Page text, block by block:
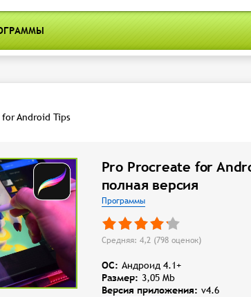
Android Tips
Pro Procreate for
полная версия
Программы
Средняя: 4,2 (798оценок)
OC: Андроид 4.1+
Размер: 3,05 Mb
Версия приложения: v4.6